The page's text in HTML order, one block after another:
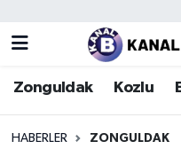
Zonguldak Kozlu
HABERLER ZONGULDAK
Zonguldak
Kozlu
Zonguldak
Zonguldak Hava